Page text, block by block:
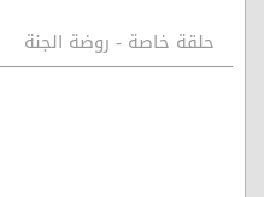
حلقة خاصة - روضة الجنة